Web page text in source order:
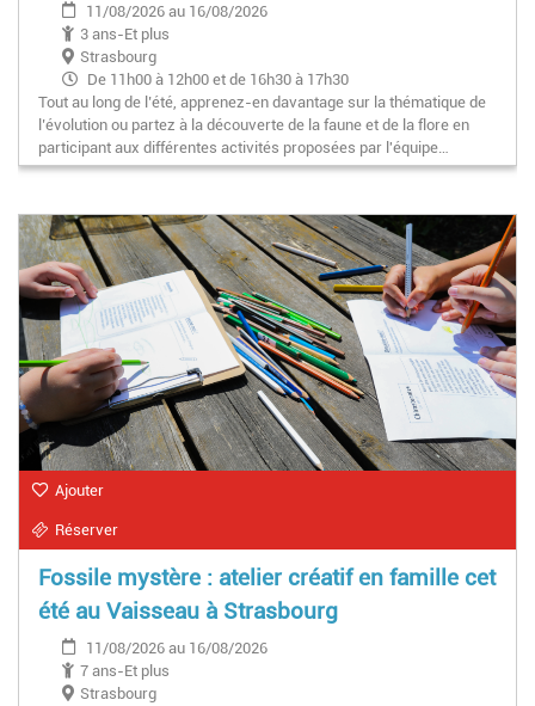
11/08/2026 au 16/08/2026
3 ans-Et plus
Strasbourg
De 11h00 à 12h00 et de 16h30 à 17h30
Tout au long de l’été, apprenez-en davantage sur la thématique de
l’évolution ou partez à la découverte de la faune et de la flore en
participant aux différentes activités proposées par l'équipe…
Ajouter
Réserver
Fossile mystère : atelier créatif en famille cet
été au Vaisseau à Strasbourg
11/08/2026 au 16/08/2026
7 ans-Et plus
Strasbourg